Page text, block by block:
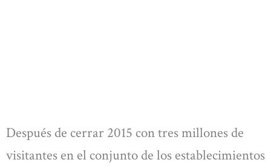
Después de cerrar 2015 con tres millones de
visitantes en el conjunto de los establecimientos